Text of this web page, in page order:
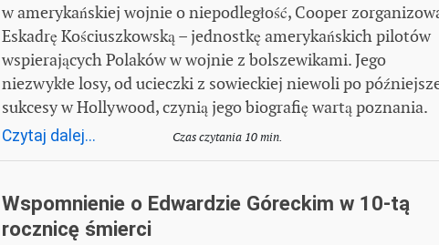
w amerykańskiej wojnie o niepodległość, Cooper
Eskadrę Kościuszkowską – jednostkę amerykańskich pilotów
wspierających Polaków w wojnie z bolszewikami. Jego
niezwykłe losy, od ucieczki z sowieckiej niewoli po
sukcesy w Hollywood, czynią jego biografię wartą poznania.
Czytaj dalej... Czas czytania 10 min.
Wspomnienie o Edwardzie Góreckim w 10-tą
rocznicę śmierci